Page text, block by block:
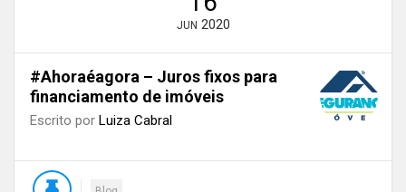
JUN 2020
#Ahoraéagora – Juros fixos para
financiamento de imóveis
Escrito por Luiza Cabral